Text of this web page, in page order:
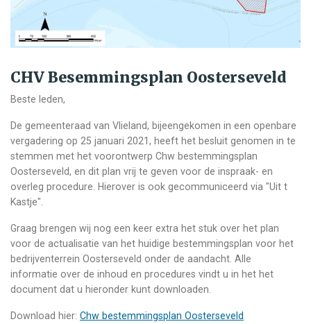
CHV Besemmingsplan Oosterseveld
Beste leden,
De gemeenteraad van Vlieland, bijeengekomen in een openbare
vergadering op 25 januari 2021, heeft het besluit genomen in te
stemmen met het voorontwerp Chw bestemmingsplan
Oosterseveld, en dit plan vrij te geven voor de inspraak- en
overleg procedure. Hierover is ook gecommuniceerd via "Uit t
Kastje".
Graag brengen wij nog een keer extra het stuk over het plan
voor de actualisatie van het huidige bestemmingsplan voor het
bedrijventerrein Oosterseveld onder de aandacht. Alle
informatie over de inhoud en procedures vindt u in het het
document dat u hieronder kunt downloaden.
Download hier: Chw bestemmingsplan Oosterseveld